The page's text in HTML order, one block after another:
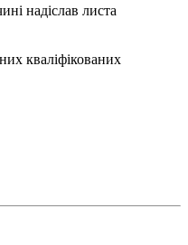
надіслав листа
кваліфікованих